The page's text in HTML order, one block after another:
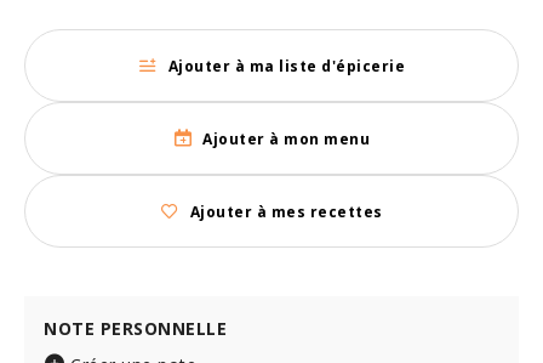
Ajouter à ma liste d'épicerie
Ajouter à mon menu
Ajouter à mes recettes
NOTE PERSONNELLE